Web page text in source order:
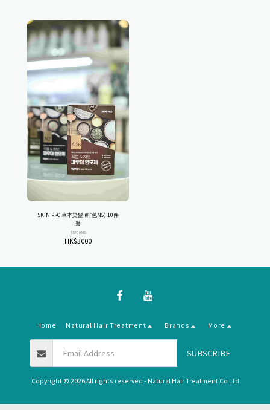
SKIN PRO 草本染髮 (啡色N5) 10件
裝
/SP00MB
HK$3000
Home Natural Hair Treatment Brands More
SUBSCRIBE
Copyright © 2026 All rights reserved - Natural Hair Treatment Co Ltd